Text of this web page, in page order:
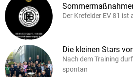
Der Krefelder EV 81 ist
Die kleinen Stars
Nach dem Training
spontan